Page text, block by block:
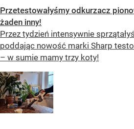
Przetestowałyśmy odkurzacz
żaden inny!
Przez tydzień intensywnie
poddając nowość marki Sharp
– w sumie mamy trzy koty!